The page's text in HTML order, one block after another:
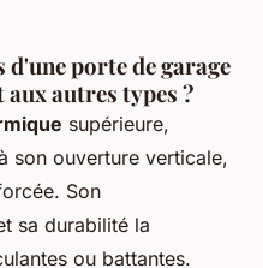
d'une porte de garage
autres types ?
supérieure,
son ouverture verticale,
Son
sa durabilité la
ou battantes.